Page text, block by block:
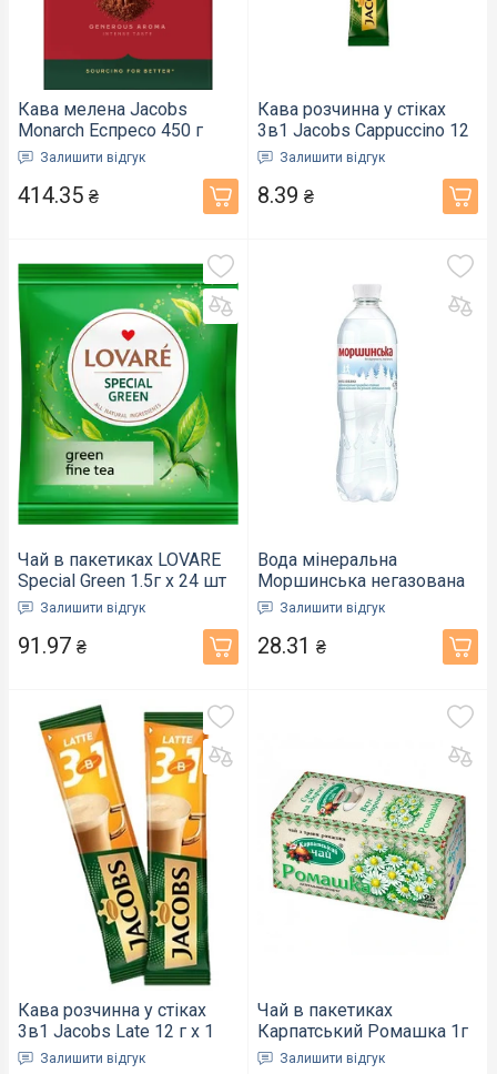
Кава мелена Jacobs
Monarch Еспресо 450 г
(423701)
Залишити відгук
414.35 ₴
Кава розчинна у стіках
3в1 Jacobs Cappuccino 12
г х 1 шт (290601)
Залишити відгук
8.39 ₴
Чай в пакетиках LOVARE
Special Green 1.5г х 24 шт
(874858)
Залишити відгук
91.97 ₴
Вода мінеральна
Моршинська негазована
ПЕТ пляшка 0,75 л
Залишити відгук
28.31 ₴
Кава розчинна у стіках
3в1 Jacobs Late 12 г х 1
шт (290489)
Залишити відгук
Чай в пакетиках
Карпатський Ромашка 1г
x 25 шт (210058)
Залишити відгук